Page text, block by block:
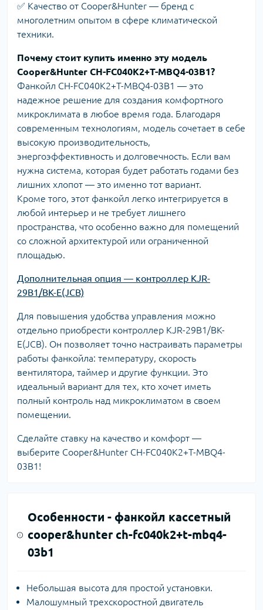
✅ Качество от Cooper&Hunter — бренд с
многолетним опытом в сфере климатической
техники.
Почему стоит купить именно эту модель
Cooper&Hunter CH-FC040K2+T-MBQ4-03B1?
Фанкойл CH-FC040K2+T-MBQ4-03B1 — это
надежное решение для создания комфортного
микроклимата в любое время года. Благодаря
современным технологиям, модель сочетает в себе
высокую производительность,
энергоэффективность и долговечность. Если вам
нужна система, которая будет работать годами без
лишних хлопот — это именно тот вариант.
Кроме того, этот фанкойл легко интегрируется в
любой интерьер и не требует лишнего
пространства, что особенно важно для помещений
со сложной архитектурой или ограниченной
площадью.
Дополнительная опция — контроллер KJR-
29B1/BK-E(JCB)
Для повышения удобства управления можно
отдельно приобрести контроллер KJR-29B1/BK-
E(JCB). Он позволяет точно настраивать параметры
работы фанкойла: температуру, скорость
вентилятора, таймер и другие функции. Это
идеальный вариант для тех, кто хочет иметь
полный контроль над микроклиматом в своем
помещении.
Сделайте ставку на качество и комфорт —
выберите Cooper&Hunter CH-FC040K2+T-MBQ4-
03B1!
Особенности - фанкойл кассетный
cooper&hunter ch-fc040k2+t-mbq4-
03b1
Небольшая высота для простой установки.
Малошумный трехскоростной двигатель